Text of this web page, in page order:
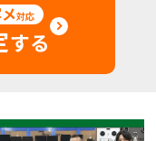
対応
する